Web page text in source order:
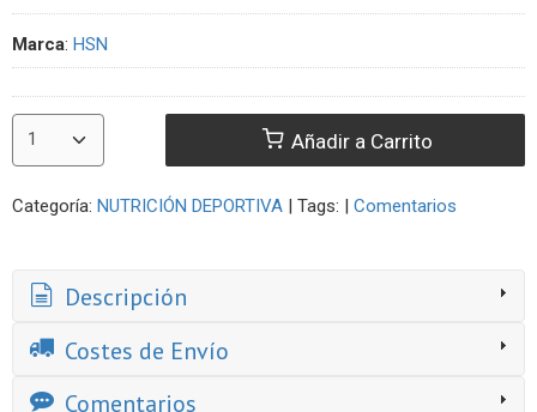
Marca: HSN
Añadir a Carrito
Categoría: NUTRICIÓN DEPORTIVA | Tags: | Comentarios
Descripción
Costes de Envío
Comentarios